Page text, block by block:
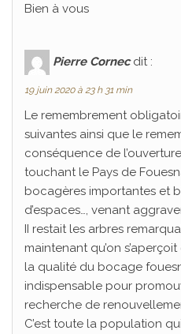
Bien à vous
Pierre Cornec dit :
19 juin 2020 à 23 h 31 min
Le remembrement
suivantes ainsi que le
conséquence de
touchant le Pays de
bocagères importantes et
d’espaces…, venant
II restait les arbres
maintenant qu’on
la qualité du bocage
indispensable pour
recherche de
C’est toute la population